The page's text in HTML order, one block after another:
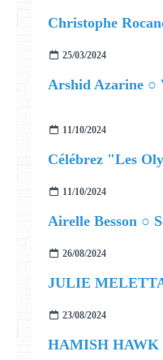
25/03/2024
Arshid Azarine ○
11/10/2024
11/10/2024
26/08/2024
JULIE
23/08/2024